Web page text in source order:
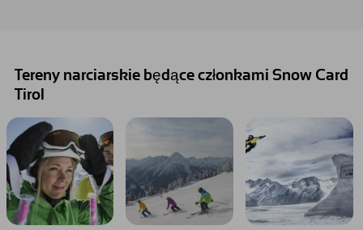
Tereny narciarskie będące członkami Snow Card
Tirol